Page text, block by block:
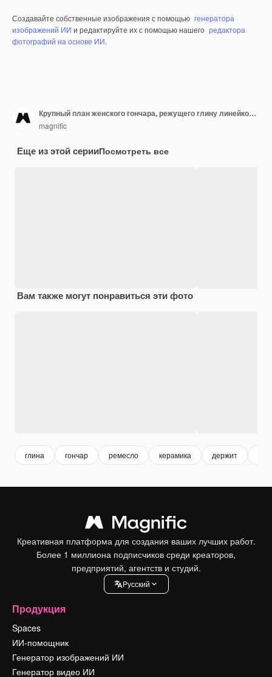
Создавайте собственные изображения с помощью генератора
изображений ИИ и редактируйте их с помощью нашего редактора
фотографий на основе ИИ.
Крупный план женского гончара, режущего глину линейкой и инструментом
magnific
Еще из этой серииПосмотреть все
Вам также могут понравиться эти фото
глина гончар ремесло керамика держит
Креативная платформа для создания ваших лучших работ.
Более 1 миллиона подписчиков среди креаторов,
предприятий, агентств и студий.
Pусский
Продукция
Spaces
ИИ-помощник
Генератор изображений ИИ
Генератор видео ИИ